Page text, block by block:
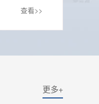
查看>>
更多+